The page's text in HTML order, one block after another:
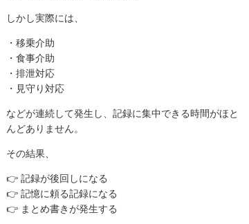
しかし実際には、
・移乗介助
・食事介助
・排泄対応
・見守り対応
などが連続して発生し、記録に集中できる時間がほと
んどありません。
その結果、
👉 記録が後回しになる
👉 記憶に頼る記録になる
👉 まとめ書きが発生する